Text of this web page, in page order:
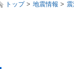
トップ 地震情報